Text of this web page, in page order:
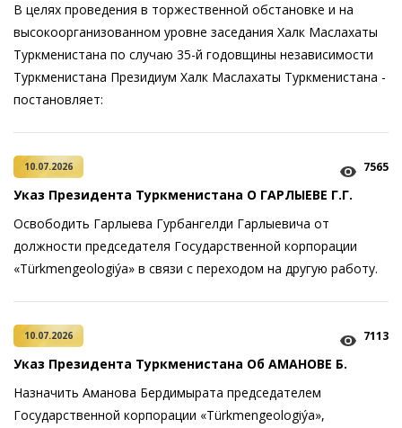
В целях проведения в торжественной обстановке и на
высокоорганизованном уровне заседания Халк Маслахаты
Туркменистана по случаю 35-й годовщины независимости
Туркменистана Президиум Халк Маслахаты Туркменистана ­
постановляет:
10.07.2026 7565
Указ Президента Туркменистана О ГАРЛЫЕВЕ Г.Г.
Освободить Гарлыева Гурбангелди Гарлыевича от
должности председателя Государственной корпорации
«Türkmengeologiýa» в связи с переходом на другую работу.
10.07.2026 7113
Указ Президента Туркменистана Об АМАНОВЕ Б.
Назначить Аманова Бердимырата председателем
Государственной корпорации «Türkmengeologiýa»,